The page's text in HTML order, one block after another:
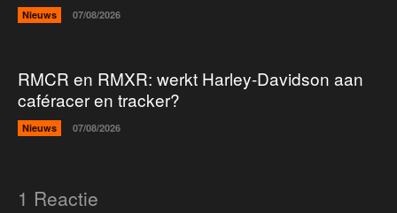
Nieuws 07/08/2026
RMCR en RMXR: werkt Harley-Davidson aan
caféracer en tracker?
Nieuws 07/08/2026
1 Reactie